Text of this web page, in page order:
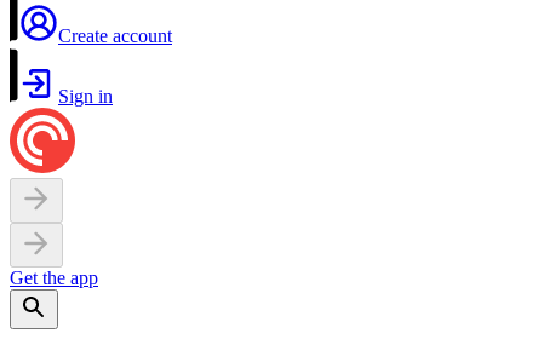
Create account
Sign in
Get the app